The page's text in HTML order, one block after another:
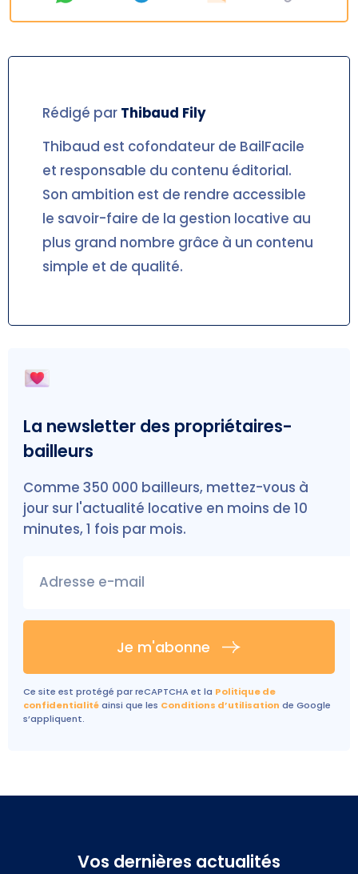
Rédigé par Thibaud Fily
Thibaud est cofondateur de BailFacile
et responsable du contenu éditorial.
Son ambition est de rendre accessible
le savoir-faire de la gestion locative au
plus grand nombre grâce à un contenu
simple et de qualité.
La newsletter des propriétaires-
bailleurs
Comme 350 000 bailleurs, mettez-vous à
jour sur l'actualité locative en moins de 10
minutes, 1 fois par mois.
Adresse e-mail
Je m'abonne
Ce site est protégé par reCAPTCHA et la Politique de
confidentialité ainsi que les Conditions d’utilisation de Google
s’appliquent.
Vos dernières actualités